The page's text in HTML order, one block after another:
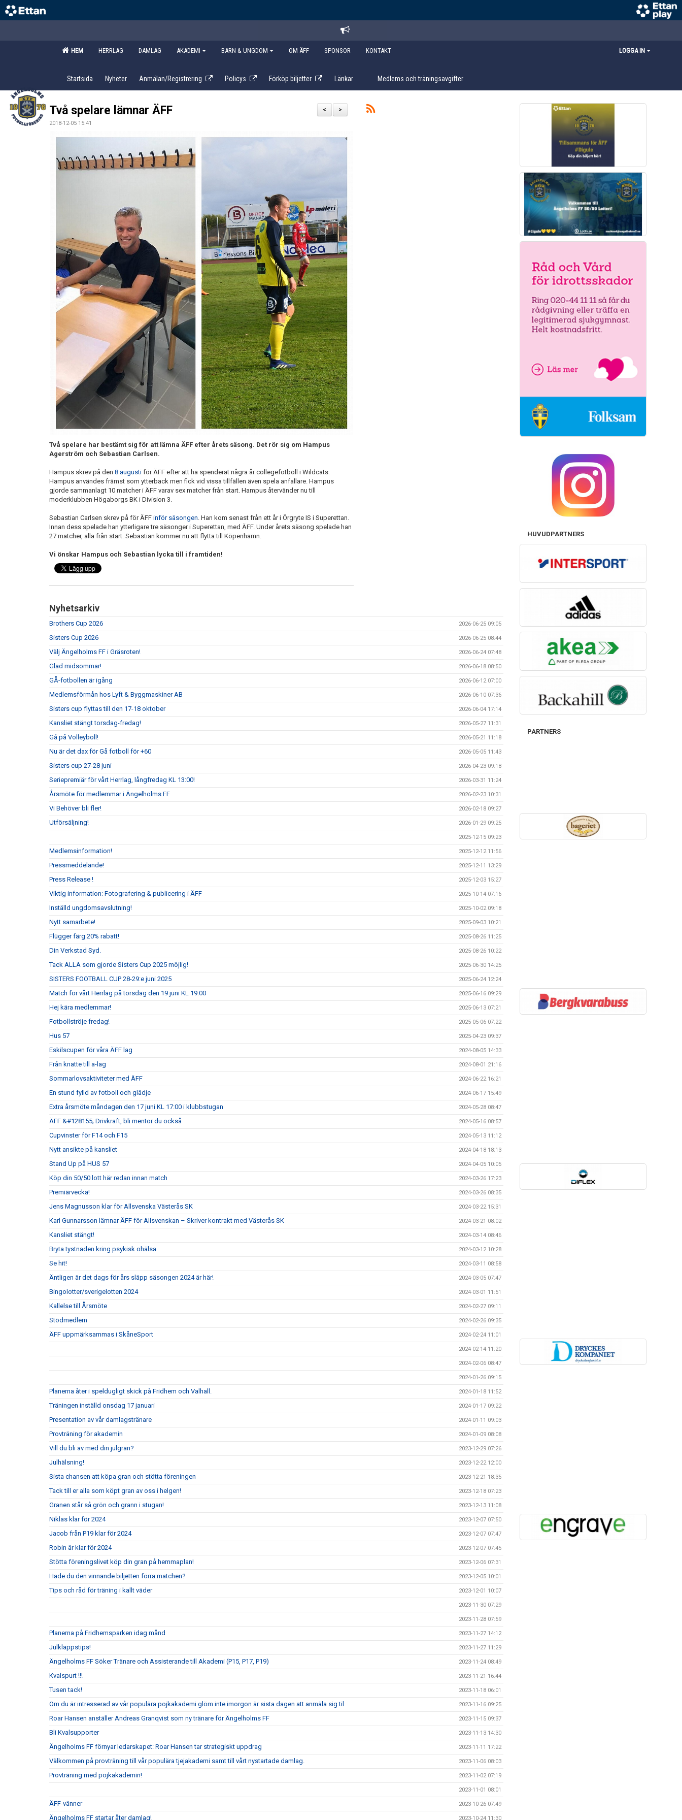
HEM HERRLAG DAMLAG AKADEMI BARN & UNGDOM OM ÄFF SPONSOR KONTAKT LOGGA IN
Startsida Nyheter Anmälan/Registrering Policys Förköp biljetter Länkar Medlems och träningsavgifter
>
<
Två spelare lämnar ÄFF
2018-12-05 15:41
Två spelare har bestämt sig för att lämna ÄFF efter årets säsong. Det rör sig om Hampus
Agerström och Sebastian Carlsen.
Hampus skrev på den 8 augusti för ÄFF efter att ha spenderat några år collegefotboll i Wildcats.
Hampus användes främst som ytterback men fick vid vissa tillfällen även spela anfallare. Hampus
gjorde sammanlagt 10 matcher i ÄFF varav sex matcher från start. Hampus återvänder nu till
moderklubben Högaborgs BK i Division 3.
Sebastian Carlsen skrev på för ÄFF inför säsongen . Han kom senast från ett år i Örgryte IS i Superettan.
Innan dess spelade han ytterligare tre säsonger i Superettan, med ÄFF. Under årets säsong spelade han
27 matcher, alla från start. Sebastian kommer nu att flytta till Köpenhamn.
Vi önskar Hampus och Sebastian lycka till i framtiden!
Nyhetsarkiv
Brothers Cup 2026 2026-06-25 09:05
Sisters Cup 2026 2026-06-25 08:44
Välj Ängelholms FF i Gräsroten! 2026-06-24 07:48
Glad midsommar! 2026-06-18 08:50
GÅ-fotbollen är igång 2026-06-12 07:00
Medlemsförmån hos Lyft & Byggmaskiner AB 2026-06-10 07:36
Sisters cup flyttas till den 17-18 oktober 2026-06-04 17:14
Kansliet stängt torsdag-fredag! 2026-05-27 11:31
Gå på Volleyboll! 2026-05-21 11:18
Nu är det dax för Gå fotboll för +60 2026-05-05 11:43
Sisters cup 27-28 juni 2026-04-23 09:18
Seriepremiär för vårt Herrlag, långfredag KL 13:00! 2026-03-31 11:24
Årsmöte för medlemmar i Ängelholms FF 2026-02-23 10:31
Vi Behöver bli fler! 2026-02-18 09:27
Utförsäljning! 2026-01-29 09:25
2025-12-15 09:23
Medlemsinformation! 2025-12-12 11:56
Pressmeddelande! 2025-12-11 13:29
Press Release ! 2025-12-03 15:27
Viktig information: Fotografering & publicering i ÄFF 2025-10-14 07:16
Inställd ungdomsavslutning! 2025-10-02 09:18
Nytt samarbete! 2025-09-03 10:21
Flügger färg 20% rabatt! 2025-08-26 11:25
Din Verkstad Syd. 2025-08-26 10:22
Tack ALLA som gjorde Sisters Cup 2025 möjlig! 2025-06-30 14:25
SISTERS FOOTBALL CUP 28-29:e juni 2025 2025-06-24 12:24
Match för vårt Herrlag på torsdag den 19 juni KL 19:00 2025-06-16 09:29
Hej kära medlemmar! 2025-06-13 07:21
Fotbollströje fredag! 2025-05-06 07:22
Hus 57 2025-04-23 09:37
Eskilscupen för våra ÄFF lag 2024-08-05 14:33
Från knatte till a-lag 2024-08-01 21:16
Sommarlovsaktiviteter med ÄFF 2024-06-22 16:21
En stund fylld av fotboll och glädje 2024-06-17 15:49
Extra årsmöte måndagen den 17 juni KL 17:00 i klubbstugan 2024-05-28 08:47
ÄFF &#128155; Drivkraft, bli mentor du också 2024-05-16 08:57
Cupvinster för F14 och F15 2024-05-13 11:12
Nytt ansikte på kansliet 2024-04-18 18:13
Stand Up på HUS 57 2024-04-05 10:05
Köp din 50/50 lott här redan innan match 2024-03-26 17:23
Premiärvecka! 2024-03-26 08:35
Jens Magnusson klar för Allsvenska Västerås SK 2024-03-22 15:31
Karl Gunnarsson lämnar ÄFF för Allsvenskan – Skriver kontrakt med Västerås SK 2024-03-21 08:02
Kansliet stängt! 2024-03-14 08:46
Bryta tystnaden kring psykisk ohälsa 2024-03-12 10:28
Se hit! 2024-03-11 08:58
Äntligen är det dags för års släpp säsongen 2024 är här! 2024-03-05 07:47
Bingolotter/sverigelotten 2024 2024-03-01 11:51
Kallelse till Årsmöte 2024-02-27 09:11
Stödmedlem 2024-02-26 09:35
ÄFF uppmärksammas i SkåneSport 2024-02-24 11:01
2024-02-14 11:20
2024-02-06 08:47
2024-01-26 09:15
Planerna åter i speldugligt skick på Fridhem och Valhall. 2024-01-18 11:52
Träningen inställd onsdag 17 januari 2024-01-17 09:22
Presentation av vår damlagstränare 2024-01-11 09:03
Provträning för akademin 2024-01-09 08:08
Vill du bli av med din julgran? 2023-12-29 07:26
Julhälsning! 2023-12-22 12:00
Sista chansen att köpa gran och stötta föreningen 2023-12-21 18:35
Tack till er alla som köpt gran av oss i helgen! 2023-12-18 07:23
Granen står så grön och grann i stugan! 2023-12-13 11:08
Niklas klar för 2024 2023-12-07 07:50
Jacob från P19 klar för 2024 2023-12-07 07:47
Robin är klar för 2024 2023-12-07 07:45
Stötta föreningslivet köp din gran på hemmaplan! 2023-12-06 07:31
Hade du den vinnande biljetten förra matchen? 2023-12-05 10:01
Tips och råd för träning i kallt väder 2023-12-01 10:07
2023-11-30 07:29
2023-11-28 07:59
Planerna på Fridhemsparken idag månd 2023-11-27 14:12
Julklappstips! 2023-11-27 11:29
Ängelholms FF Söker Tränare och Assisterande till Akademi (P15, P17, P19) 2023-11-24 08:49
Kvalspurt !!! 2023-11-21 16:44
Tusen tack! 2023-11-18 06:01
Om du är intresserad av vår populära pojkakademi glöm inte imorgon är sista dagen att anmäla sig til 2023-11-16 09:25
Roar Hansen anställer Andreas Granqvist som ny tränare för Ängelholms FF 2023-11-15 09:37
Bli Kvalsupporter 2023-11-13 14:30
Ängelholms FF förnyar ledarskapet: Roar Hansen tar strategiskt uppdrag 2023-11-11 17:22
Välkommen på provträning till vår populära tjejakademi samt till vårt nystartade damlag. 2023-11-06 08:03
Provträning med pojkakademin! 2023-11-02 07:19
2023-11-01 08:01
ÄFF-vänner 2023-10-26 07:49
Ängelholms FF startar åter damlag! 2023-10-24 11:30
HUVUDPARTNERS
PARTNERS